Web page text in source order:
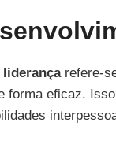
refere-
forma eficaz.